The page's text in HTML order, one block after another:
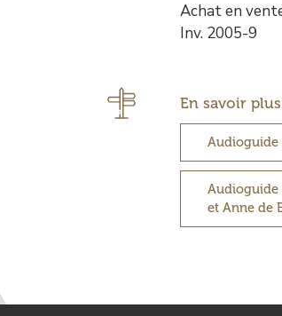
Achat en
Inv. 2005-9
En savoir plus
Audioguide
Audioguide
et Anne de